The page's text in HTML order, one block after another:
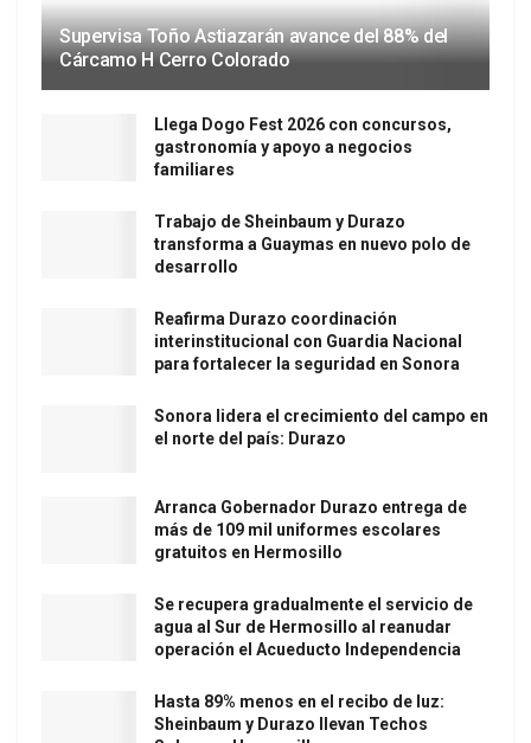
Supervisa Toño Astiazarán avance del 88% del
Cárcamo H Cerro Colorado
Llega Dogo Fest 2026 con concursos,
gastronomía y apoyo a negocios
familiares
Trabajo de Sheinbaum y Durazo
transforma a Guaymas en nuevo polo de
desarrollo
Reafirma Durazo coordinación
interinstitucional con Guardia Nacional
para fortalecer la seguridad en Sonora
Sonora lidera el crecimiento del campo en
el norte del país: Durazo
Arranca Gobernador Durazo entrega de
más de 109 mil uniformes escolares
gratuitos en Hermosillo
Se recupera gradualmente el servicio de
agua al Sur de Hermosillo al reanudar
operación el Acueducto Independencia
Hasta 89% menos en el recibo de luz:
Sheinbaum y Durazo llevan Techos